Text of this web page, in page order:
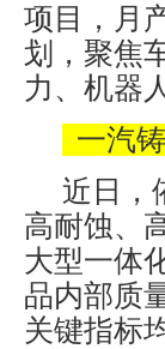
项目，月
划，聚焦
力、机器
一汽
近日，
高耐蚀、
大型一体
品内部质
关键指标